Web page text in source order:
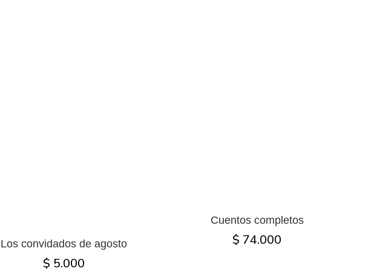
Los convidados de agosto
$ 5.000
Cuentos completos
$ 74.000